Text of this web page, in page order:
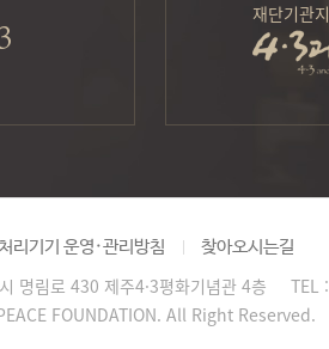
재단기관지
리기기 운영·관리방침 찾아오시는길
명림로 430 제주4·3평화기념관 4층 TEL :
FOUNDATION. All Right Reserved.